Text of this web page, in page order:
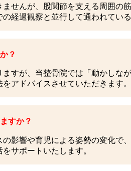
せんが、股関節を支える周囲
経過観察と並行して通われてい
？
すが、当整骨院では「動かし
アドバイスさせていただきます。
すか？
影響や育児による姿勢の変化
サポートいたします。